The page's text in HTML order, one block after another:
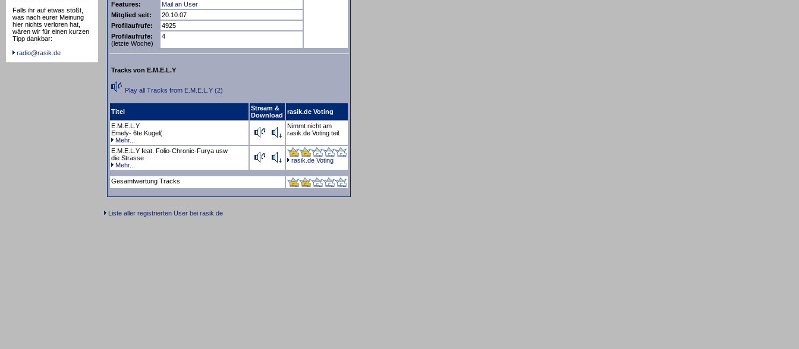
Falls ihr auf etwas stößt,
was nach eurer Meinung
hier nichts verloren hat,
wären wir für einen kurzen
Tipp dankbar:
radio@rasik.de
Features:
Mail an User
Mitglied seit:
20.10.07
Profilaufrufe:
4925
Profilaufrufe:
(letzte Woche)
4
Tracks von E.M.E.L.Y
Play all Tracks from E.M.E.L.Y (2)
Titel
Stream &
Download
rasik.de Voting
E.M.E.L.Y
Emely- 6te Kugel(
Mehr...
Nimmt nicht am
rasik.de Voting teil.
E.M.E.L.Y feat. Folio-Chronic-Furya usw
die Strasse
Mehr...
rasik.de Voting
Gesamtwertung Tracks
Liste aller registrierten User bei rasik.de